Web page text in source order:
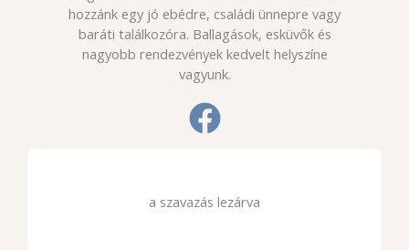
hozzánk egy jó ebédre, családi ünnepre vagy
baráti találkozóra. Ballagások, esküvők és
nagyobb rendezvények kedvelt helyszíne
vagyunk.
a szavazás lezárva